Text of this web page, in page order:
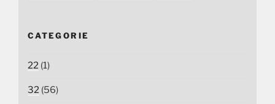
CATEGORIE
22 (1)
32 (56)